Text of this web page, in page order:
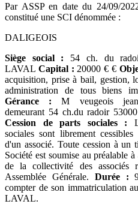
Par ASSP en date du 24/09/
constitué une SCI dénommée :
DALIGEOIS
Siège social : 54 ch. du
LAVAL Capital : 20000 € €
acquisition, prise à bail, gestion,
administration de tous biens
Gérance : M veugeois
demeurant 54 ch.du radoir
Cession de parts sociales :
sociales sont librement
d'un associé. Toute cession à un
Société est soumise au préalable à
de la collectivité des associés
Assemblée Générale. Durée :
compter de son immatriculation
LAVAL.